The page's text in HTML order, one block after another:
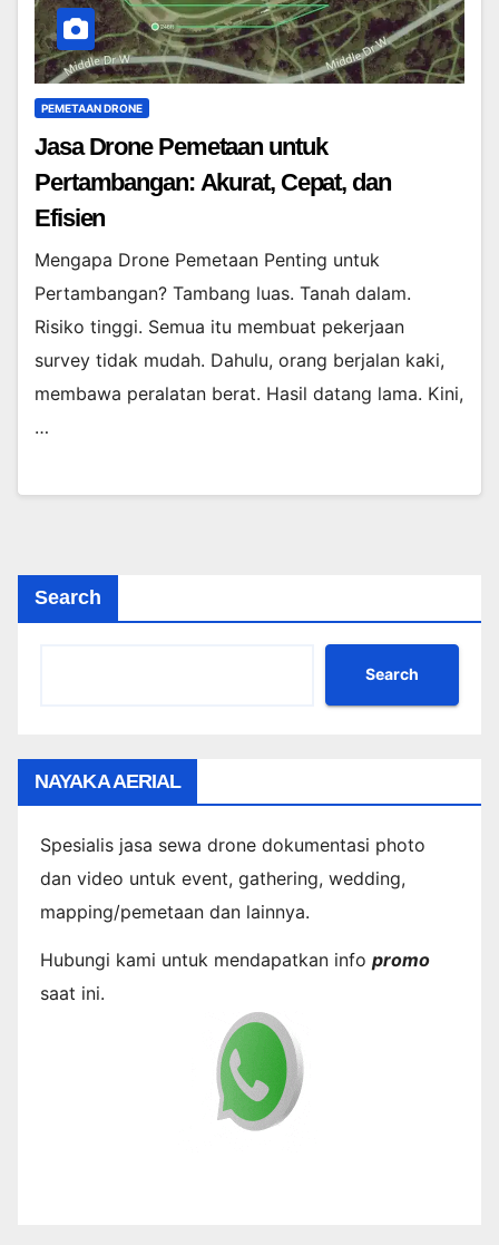
PEMETAAN DRONE
Jasa Drone Pemetaan untuk
Pertambangan: Akurat, Cepat, dan
Efisien
Mengapa Drone Pemetaan Penting untuk
Pertambangan? Tambang luas. Tanah dalam.
Risiko tinggi. Semua itu membuat pekerjaan
survey tidak mudah. Dahulu, orang berjalan kaki,
membawa peralatan berat. Hasil datang lama. Kini,
…
Search
Search
NAYAKA AERIAL
Spesialis jasa sewa drone dokumentasi photo
dan video untuk event, gathering, wedding,
mapping/pemetaan dan lainnya.
Hubungi kami untuk mendapatkan info promo
saat ini.